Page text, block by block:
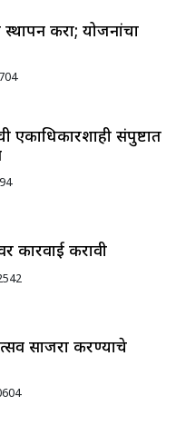
स्थापन करा; योजनांचा
एकाधिकारशाही संपुष्टात
कारवाई करावी
साजरा करण्याचे